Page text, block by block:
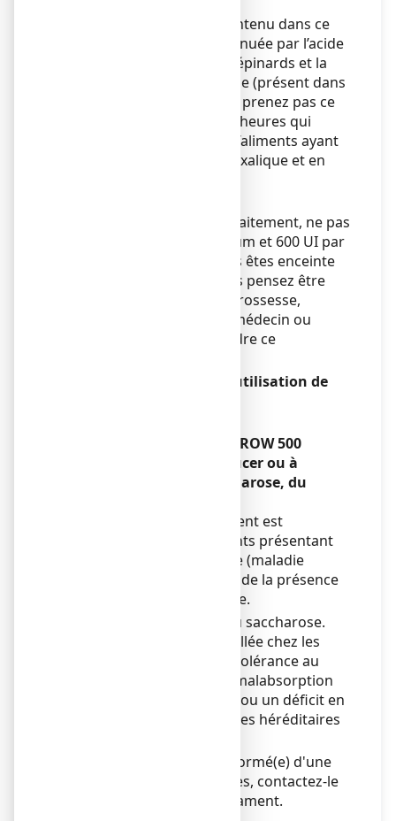
L’absorption du calcium contenu dans ce
médicament peut être diminuée par l’acide
oxalique (présent dans les épinards et la
rhubarbe) et l’acide phytique (présent dans
les céréales complètes). Ne prenez pas ce
médicament dans les deux heures qui
suivent la consommation d’aliments ayant
une forte teneur en acide oxalique et en
En cas de grossesse et d'allaitement, ne pas
dépasser 1500 mg de calcium et 600 UI par
jour de vitamine D3. Si vous êtes enceinte
ou que vous allaitez, si vous pensez être
enceinte ou planifiez une grossesse,
demandez conseil à votre médecin ou
pharmacien avant de prendre ce
Conduite de véhicules et utilisation de
CALCIUM VITAMINE D3 ARROW 500
mg/400 UI, comprimé à sucer ou à
croquer contient du saccharose, du
L’utilisation de ce médicament est
déconseillée chez les patients présentant
une intolérance au fructose (maladie
héréditaire rare), en raison de la présence
de sorbitol et de saccharose.
Ce médicament contient du saccharose.
Son utilisation est déconseillée chez les
patients présentant une intolérance au
fructose, un syndrome de malabsorption
du glucose et du galactose ou un déficit en
sucrase/isomaltase (maladies héréditaires
Si votre médecin vous a informé(e) d'une
intolérance à certains sucres, contactez-le
avant de prendre ce médicament.